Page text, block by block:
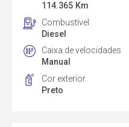
114.365 Km
Combustível
Diesel
Caixa de velocidades
Manual
Cor exterior
Preto